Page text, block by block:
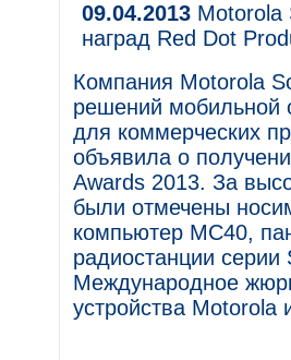
09.04.2013 Motorola
наград Red Dot
Компания Motorola
решений мобильной
для коммерческих
объявила о
Awards 2013. За
были отмечены
компьютер MC40,
радиостанции серии
Международное
устройства Motorola